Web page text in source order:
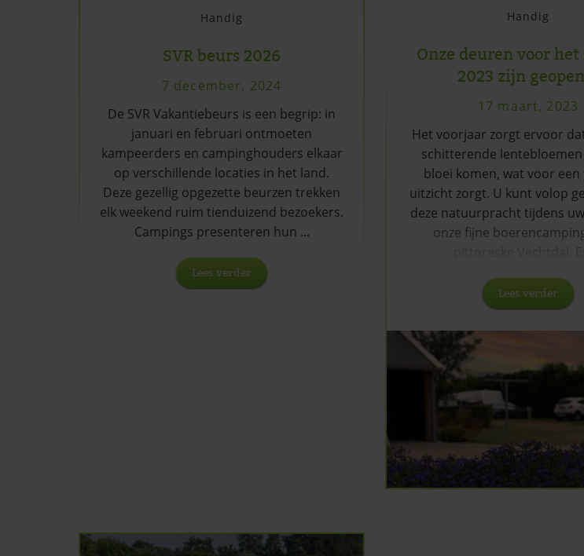
Handig
SVR beurs 2026
7 december, 2024
De SVR Vakantiebeurs is een begrip: in
januari en februari ontmoeten
kampeerders en campinghouders elkaar
op verschillende locaties in het land.
Deze gezellig opgezette beurzen trekken
elk weekend ruim tienduizend bezoekers.
Campings presenteren hun ...
Lees verder
Handig
Onze deuren voor het
2023 zijn
17 maart, 2023
Het voorjaar zorgt ervoor
schitterende
bloei komen, wat voor
uitzicht zorgt. U kunt volop
deze natuurpracht tijdens
onze fijne
Lees verder